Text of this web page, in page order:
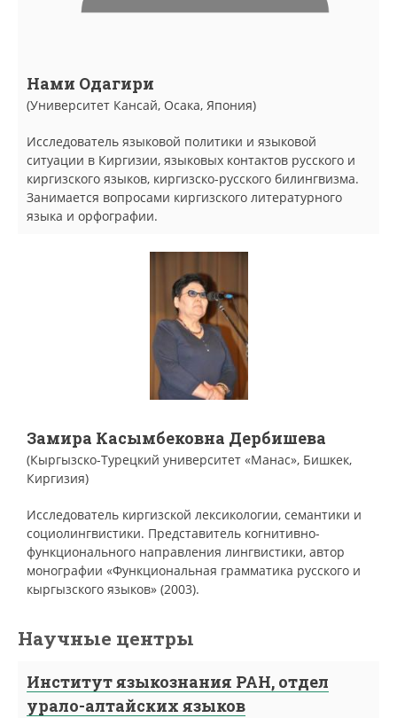
Нами Одагири
(Университет Кансай, Осака, Япония)
Исследователь языковой политики и языковой
ситуации в Киргизии, языковых контактов русского и
киргизского языков, киргизско-русского билингвизма.
Занимается вопросами киргизского литературного
языка и орфографии.
Замира Касымбековна Дербишева
(Кыргызско-Турецкий университет «Манас», Бишкек,
Киргизия)
Исследователь киргизской лексикологии, семантики и
социолингвистики. Представитель когнитивно-
функционального направления лингвистики, автор
монографии «Функциональная грамматика русского и
кыргызского языков» (2003).
Научные центры
Институт языкознания РАН, отдел
урало-алтайских языков